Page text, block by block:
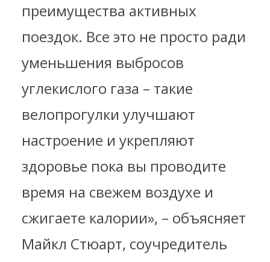
преимущества активных
поездок. Все это не просто ради
уменьшения выбросов
углекислого газа – такие
велопрогулки улучшают
настроение и укрепляют
здоровье пока вы проводите
время на свежем воздухе и
сжигаете калории», – объясняет
Майкл Стюарт, соучредитель